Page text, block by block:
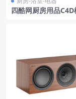
四酷网厨房用品C4D